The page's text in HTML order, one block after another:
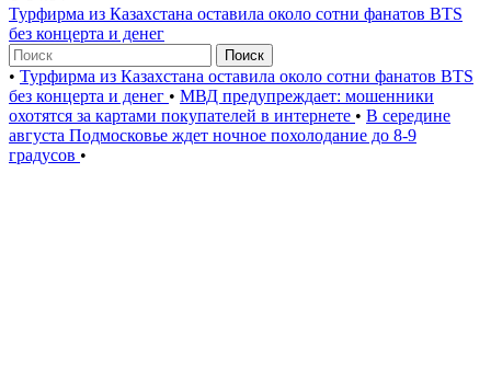
Турфирма из Казахстана оставила около сотни фанатов BTS
без концерта и денег
Поиск
• Турфирма из Казахстана оставила около сотни фанатов BTS
без концерта и денег • МВД предупреждает: мошенники
охотятся за картами покупателей в интернете • В середине
августа Подмосковье ждет ночное похолодание до 8-9
градусов •